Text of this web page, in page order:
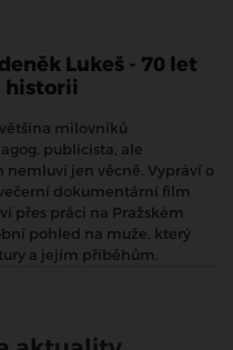
Lukeš - 70 let
historii
milovníků
publicista, ale
nemluví jen věcně. Vypráví o
dokumentární film
přes práci na Pražském
pohled na muže, který
a jejím příběhům.